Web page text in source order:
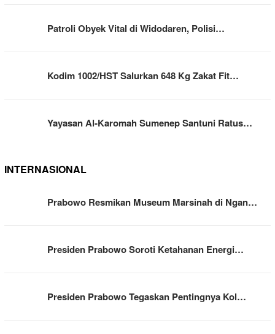
Patroli Obyek Vital di Widodaren, Polisi…
Kodim 1002/HST Salurkan 648 Kg Zakat Fit…
Yayasan Al-Karomah Sumenep Santuni Ratus…
INTERNASIONAL
Prabowo Resmikan Museum Marsinah di Ngan…
Presiden Prabowo Soroti Ketahanan Energi…
Presiden Prabowo Tegaskan Pentingnya Kol…